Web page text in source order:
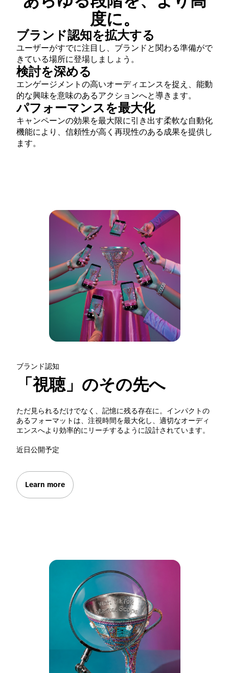
度に。
ブランド認知を拡大する
ユーザーがすでに注目し、ブランドと関わる準備がで
きている場所に登場しましょう。
検討を深める
エンゲージメントの高いオーディエンスを捉え、能動
的な興味を意味のあるアクションへと導きます。
パフォーマンスを最大化
キャンペーンの効果を最大限に引き出す柔軟な自動化
機能により、信頼性が高く再現性のある成果を提供し
ます。
ブランド認知
「視聴」のその先へ
ただ見られるだけでなく、記憶に残る存在に。インパクトの
あるフォーマットは、注視時間を最大化し、適切なオーディ
エンスへより効率的にリーチするように設計されています。
近日公開予定
Learn more